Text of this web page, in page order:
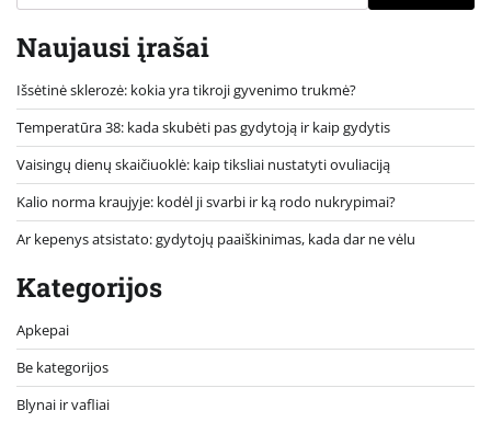
Naujausi įrašai
Išsėtinė sklerozė: kokia yra tikroji gyvenimo trukmė?
Temperatūra 38: kada skubėti pas gydytoją ir kaip gydytis
Vaisingų dienų skaičiuoklė: kaip tiksliai nustatyti ovuliaciją
Kalio norma kraujyje: kodėl ji svarbi ir ką rodo nukrypimai?
Ar kepenys atsistato: gydytojų paaiškinimas, kada dar ne vėlu
Kategorijos
Apkepai
Be kategorijos
Blynai ir vafliai